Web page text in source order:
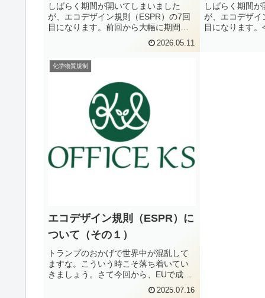
しばらく期間が開いてしまいました
が、エコデザイン規則（ESPR）の7回
目になります。前回から大幅に期間が
空いてしまいました。今回は、第3章の
デジタル・プロダクト・パスポートの
第13条からです。管理人、IT系は苦手
です。疑問に思った際は、原文...
2026.05.11
しばらく期間
が、エコデザイ
目になります。
ル・プロダク
からです。管
化学物質規制
エコデザイン規則（ESPR）に
ついて（その１）
トランプのおかげで世界中が混乱して
ますな。こういう時こそ落ち着いてい
きましょう。さて今回から、EUで成立
したエコデザイン規則（ESPR）につい
て見ていきましょう。管理人はこの規
2025.07.16